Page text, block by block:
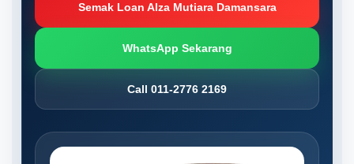
Semak Loan Alza Mutiara Damansara
WhatsApp Sekarang
Call 011-2776 2169